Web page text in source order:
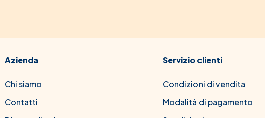
Azienda
Chi siamo
Contatti
Servizio clienti
Condizioni di vendita
Modalità di pagamento